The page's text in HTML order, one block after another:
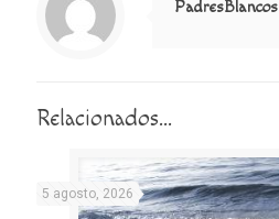
PadresBlancos
Relacionados...
5 agosto, 2026